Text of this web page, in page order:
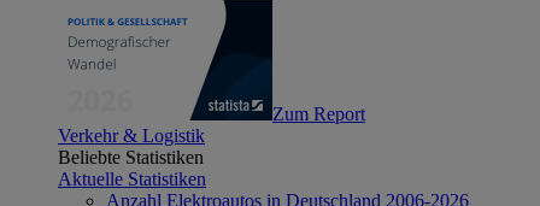
Zum Report
Verkehr & Logistik
Beliebte Statistiken
Aktuelle Statistiken
Anzahl Elektroautos in Deutschland 2006-2026